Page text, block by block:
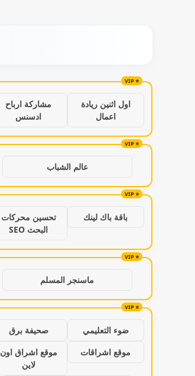
اول اثنين ريادة
اعمال
مشاركة ارباح
ادسنس
عالم الشباب
باقة باك لينك
تحسين محركات
البحث SEO
ماسنجر المسلم
ضوء التعليمي
صحيفة برق
موقع اشراقات
موقع اشراق اون
لاين